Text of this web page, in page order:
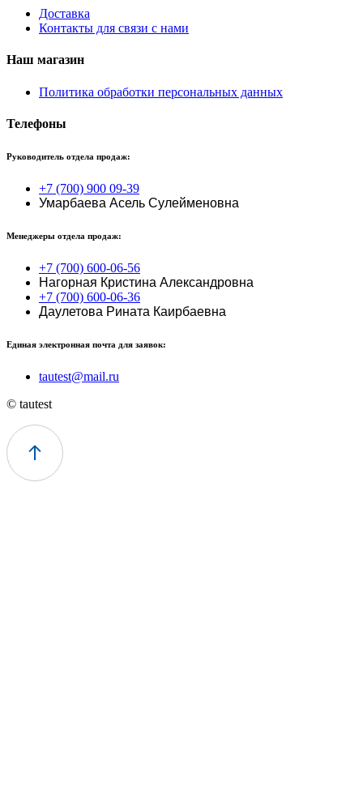
Доставка
Контакты для связи с нами
Наш магазин
Политика обработки персональных данных
Телефоны
Руководитель отдела продаж:
+7 (700) 900 09-39
Умарбаева Асель Сулейменовна
Менеджеры отдела продаж:
+7 (700) 600-06-56
Нагорная Кристина Александровна
+7 (700) 600-06-36
Даулетова Рината Каирбаевна
Единая электронная почта для заявок:
tautest@mail.ru
© tautest